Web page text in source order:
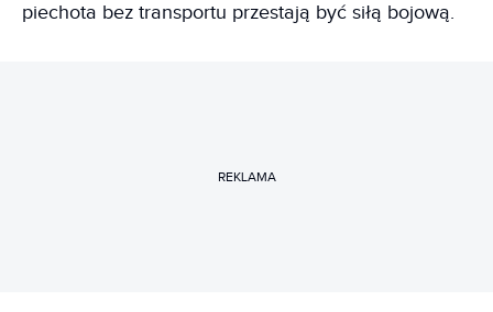
piechota bez transportu przestają być siłą bojową.
REKLAMA